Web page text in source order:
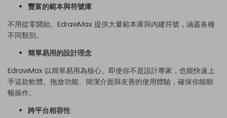
豐富的範本與符號庫
不用從零開始。EdrawMax 提供大量範本庫與內建符號，涵蓋各種
不同類別。
簡單易用的設計理念
EdrawMax 以簡單易用為核心。即使你不是設計專家，也能快速上
手這款軟體。拖放功能、簡潔介面與友善的使用體驗，確保你能順
暢操作。
跨平台相容性